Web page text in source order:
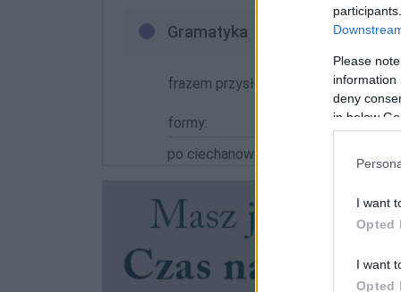
Please
information
deny
in below
I want
Opted
I want
Opted
Gramatyka
frazem przysłówkowy
formy:
po ciechanowsku